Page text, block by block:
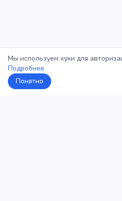
Мы используем куки для
Подробнее
Понятно